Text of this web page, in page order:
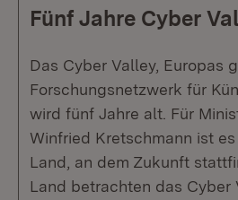
Fünf Jahre Cyber
Das Cyber Valley, Europas
Forschungsnetzwerk für
wird fünf Jahre alt. Für
Winfried Kretschmann ist
Land, an dem Zukunft
Land betrachten das Cyber